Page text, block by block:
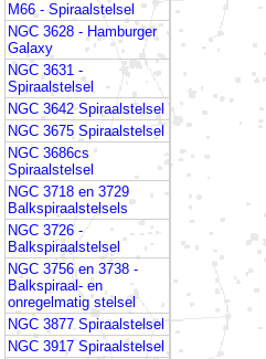
M66 - Spiraalstelsel
NGC 3628 - Hamburger
Galaxy
NGC 3631 -
Spiraalstelsel
NGC 3642 Spiraalstelsel
NGC 3675 Spiraalstelsel
NGC 3686cs
Spiraalstelsel
NGC 3718 en 3729
Balkspiraalstelsels
NGC 3726 -
Balkspiraalstelsel
NGC 3756 en 3738 -
Balkspiraal- en
onregelmatig stelsel
NGC 3877 Spiraalstelsel
NGC 3917 Spiraalstelsel